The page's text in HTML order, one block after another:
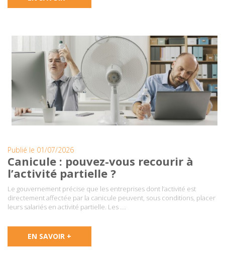
Publié le 01/07/2026
Canicule : pouvez-vous recourir à
l’activité partielle ?
Le gouvernement précise que les entreprises dont l’activité est
directement affectée par la canicule peuvent, sous conditions, placer
leurs salariés en activité partielle. Les ….
EN SAVOIR +